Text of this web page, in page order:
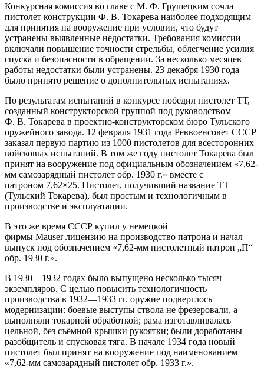
Конкурсная комиссия во главе с М. Ф. Грушецким сочла
пистолет конструкции Ф. В. Токарева наиболее подходящим
для принятия на вооружение при условии, что будут
устранены выявленные недостатки. Требования комиссии
включали повышение точности стрельбы, облегчение усилия
спуска и безопасности в обращении. За несколько месяцев
работы недостатки были устранены. 23 декабря 1930 года
было принято решение о дополнительных испытаниях.
По результатам испытаний в конкурсе победил пистолет ТТ,
созданный конструкторской группой под руководством
Ф. В. Токарева в проектно-конструкторском бюро Тульского
оружейного завода. 12 февраля 1931 года Реввоенсовет СССР
заказал первую партию из 1000 пистолетов для всесторонних
войсковых испытаний. В том же году пистолет Токарева был
принят на вооружение под официальным обозначением «7,62-
мм самозарядный пистолет обр. 1930 г.» вместе с
патроном 7,62×25. Пистолет, получивший название ТТ
(Тульский Токарева), был простым и технологичным в
производстве и эксплуатации.
В это же время СССР купил у немецкой
фирмы Mauser лицензию на производство патрона и начал
выпуск под обозначением «7,62-мм пистолетный патрон „П“
обр. 1930 г.».
В 1930—1932 годах было выпущено несколько тысяч
экземпляров. С целью повысить технологичность
производства в 1932—1933 гг. оружие подверглось
модернизации: боевые выступы ствола не фрезеровали, а
выполняли токарной обработкой; рама изготавливалась
цельной, без съёмной крышки рукоятки; были доработаны
разобщитель и спусковая тяга. В начале 1934 года новый
пистолет был принят на вооружение под наименованием
«7,62-мм самозарядный пистолет обр. 1933 г.».